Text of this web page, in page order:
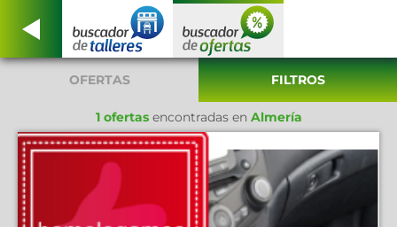
OFERTAS FILTROS
1 ofertas encontradas en Almería